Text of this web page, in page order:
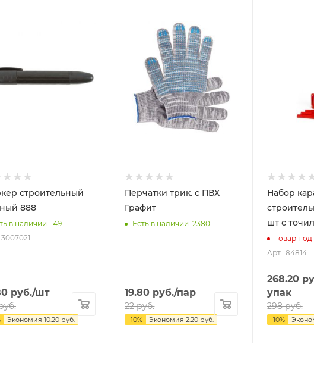
строительный
888
в наличии: 149
руб./шт
Экономия 10.20 руб.
Перчатки трик. с ПВХ
Графит
Есть в наличии: 2380
19.80 руб./пар
22руб.
-10% Экономия 2.20 руб.
Набор
шт с
Товар под
Арт.: 84814
268.20
упак
298руб.
-10%